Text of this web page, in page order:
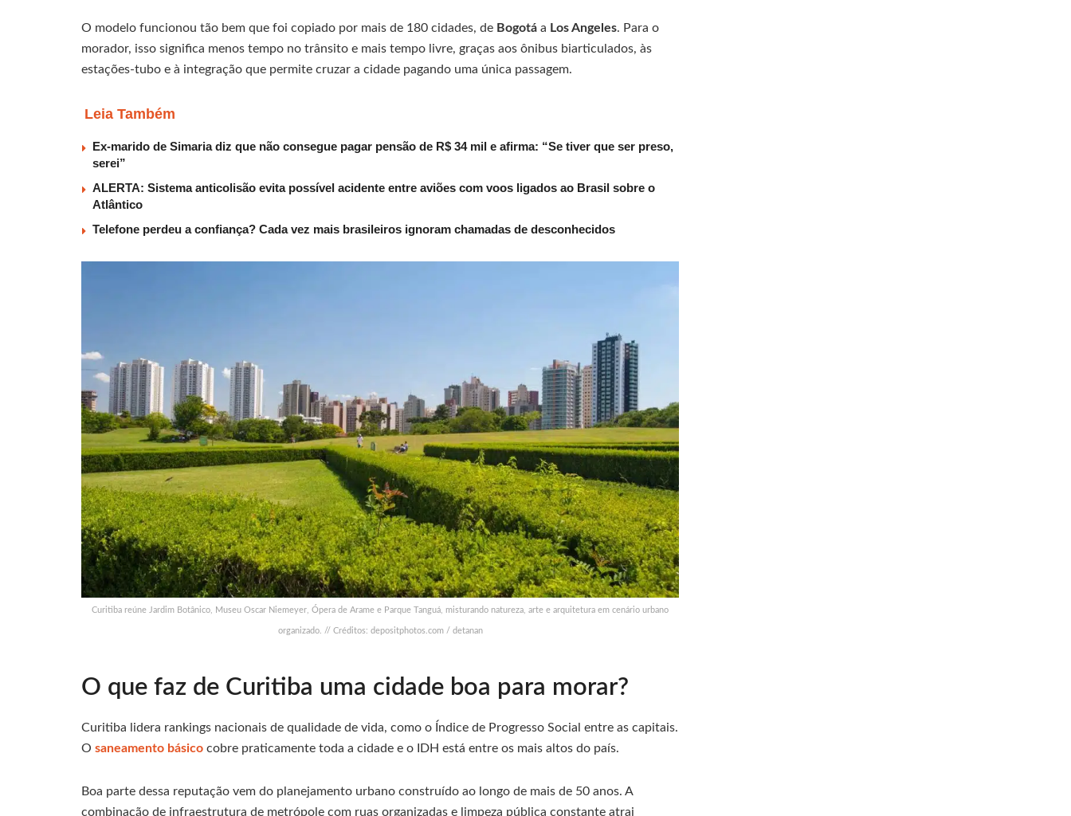
O modelo funcionou tão bem que foi copiado por mais de 180 cidades, de Bogotá a Los Angeles. Para o
morador, isso significa menos tempo no trânsito e mais tempo livre, graças aos ônibus biarticulados, às
estações-tubo e à integração que permite cruzar a cidade pagando uma única passagem.
Leia Também
Ex-marido de Simaria diz que não consegue pagar pensão de R$ 34 mil e afirma: “Se tiver que ser preso,
serei”
ALERTA: Sistema anticolisão evita possível acidente entre aviões com voos ligados ao Brasil sobre o
Atlântico
Telefone perdeu a confiança? Cada vez mais brasileiros ignoram chamadas de desconhecidos
Curitiba reúne Jardim Botânico, Museu Oscar Niemeyer, Ópera de Arame e Parque Tanguá, misturando natureza, arte e arquitetura em cenário urbano
organizado. // Créditos: depositphotos.com / detanan
O que faz de Curitiba uma cidade boa para morar?
Curitiba lidera rankings nacionais de qualidade de vida, como o Índice de Progresso Social entre as capitais.
O saneamento básico cobre praticamente toda a cidade e o IDH está entre os mais altos do país.
Boa parte dessa reputação vem do planejamento urbano construído ao longo de mais de 50 anos. A
combinação de infraestrutura de metrópole com ruas organizadas e limpeza pública constante atrai